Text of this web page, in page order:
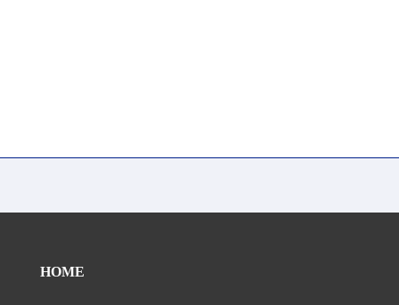
HOME